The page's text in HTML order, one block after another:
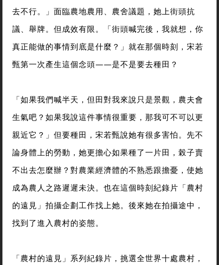
去不行。」面臨農地農用、農舍議題，她上街頭抗
議、舉牌。但成效有限。「街頭喊完後，我就想，你
真正能做的事情到底是什麼？」就在那個時刻，宋若
甄第一次產生這個念頭——是不是要去種田？
「如果我們喊半天，但田對我來說只是景觀，農夫會
生氣吧？如果我說這件事情很重要，那我可不可以更
親近它？」但要種田，宋若甄說她有很多害怕。先不
論身體上的勞動，她更擔心如果種了一片田，榖子賣
不出去怎麼辦？對農業經濟體的不熟悉跟擔憂，使她
成為農人之路遲遲未決。也在這個時刻紀錄片「農村
的遠見」拍攝企劃工作找上她。後來她在拍攝途中，
找到了進入農村的姿態。
「農村的遠見」系列紀錄片，挑選全世界十處農村，